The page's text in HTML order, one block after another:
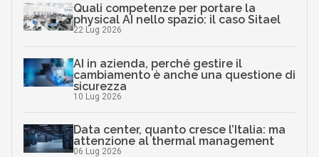
Quali competenze per portare la
physical AI nello spazio: il caso Sitael
22 Lug 2026
AI in azienda, perché gestire il
cambiamento è anche una questione di
sicurezza
10 Lug 2026
Data center, quanto cresce l’Italia: ma
attenzione al thermal management
06 Lug 2026